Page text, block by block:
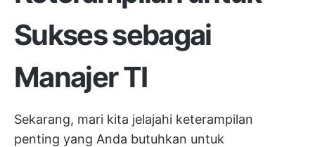
Sukses sebagai
Manajer TI
Sekarang, mari kita jelajahi keterampilan
penting yang Anda butuhkan untuk